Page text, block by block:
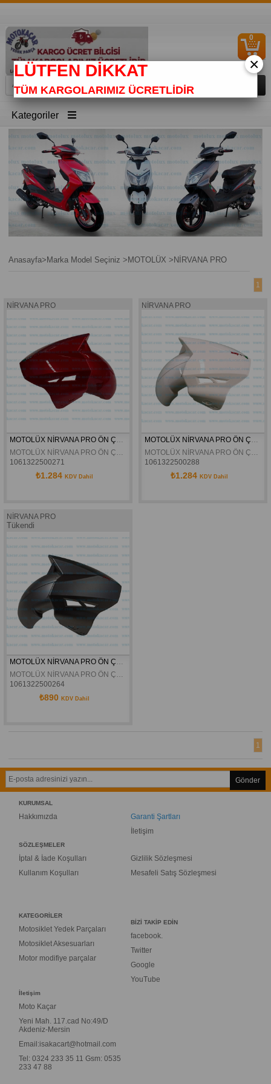
0
Kategoriler
Anasayfa> Marka Model Seçiniz > MOTOLÜX > NİRVANA PRO
1
NİRVANA PRO
MOTOLÜX NİRVANA PRO ÖN ÇAMURLUK KIRMIZI ORJİNAL
MOTOLÜX NİRVANA PRO ÖN ÇAMURLUK KIRMIZI ORJİNAL
1061322500271
₺1.284 KDV Dahil
NİRVANA PRO
MOTOLÜX NİRVANA PRO ÖN ÇAMURLUK BEYAZ ORJİNAL
MOTOLÜX NİRVANA PRO ÖN ÇAMURLUK BEYAZ ORJİNAL
1061322500288
₺1.284 KDV Dahil
NİRVANA PRO
Tükendi
MOTOLÜX NİRVANA PRO ÖN ÇAMURLUK GRİ ORJİNAL
MOTOLÜX NİRVANA PRO ÖN ÇAMURLUK GRİ ORJİNAL
1061322500264
₺890 KDV Dahil
1
Gönder
KURUMSAL
Hakkımızda
Garanti Şartları
İletişim
SÖZLEŞMELER
İptal & İade Koşulları
Kullanım Koşulları
Gizlilik Sözleşmesi
Mesafeli Satış Sözleşmesi
KATEGORİLER
Motosiklet Yedek Parçaları
Motosiklet Aksesuarları
Motor modifiye parçalar
BİZİ TAKİP EDİN
facebook.
Twitter
Google
YouTube
İletişim
Moto Kaçar
Yeni Mah. 117.cad No:49/D
Akdeniz-Mersin
Email:isakacart@hotmail.com
Tel: 0324 233 35 11 Gsm: 0535
233 47 88
×
LÜTFEN DİKKAT
TÜM KARGOLARIMIZ ÜCRETLİDİR